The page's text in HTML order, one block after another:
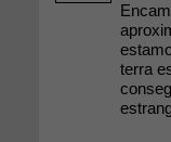
terra